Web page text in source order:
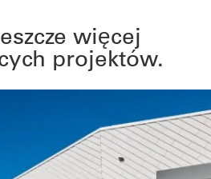
więcej
projektów.